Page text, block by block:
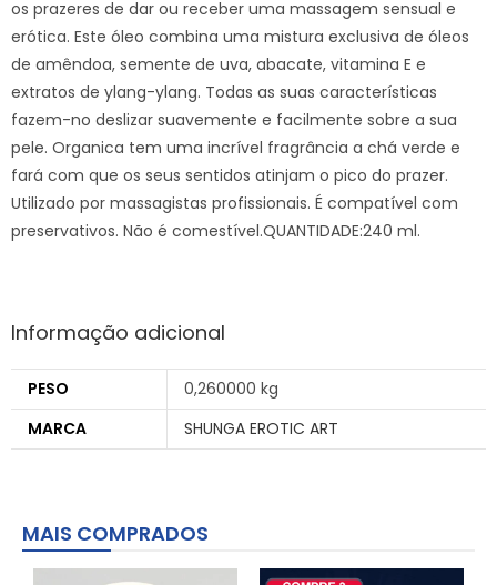
os prazeres de dar ou receber uma massagem sensual e
erótica. Este óleo combina uma mistura exclusiva de óleos
de amêndoa, semente de uva, abacate, vitamina E e
extratos de ylang-ylang. Todas as suas características
fazem-no deslizar suavemente e facilmente sobre a sua
pele. Organica tem uma incrível fragrância a chá verde e
fará com que os seus sentidos atinjam o pico do prazer.
Utilizado por massagistas profissionais. É compatível com
preservativos. Não é comestível.QUANTIDADE:240 ml.
Informação adicional
PESO
0,260000 kg
MARCA
SHUNGA EROTIC ART
MAIS COMPRADOS